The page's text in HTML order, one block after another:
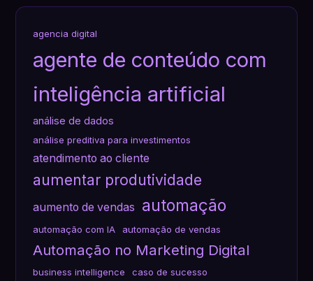
agencia digital
agente de conteúdo com
inteligência artificial
análise de dados
análise preditiva para investimentos
atendimento ao cliente
aumentar produtividade
aumento de vendas automação
automação com IA automação de vendas
Automação no Marketing Digital
business intelligence caso de sucesso